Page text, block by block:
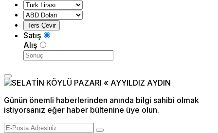
Satış
Alış
Günün önemli haberlerinden anında bilgi sahibi olmak
istiyorsanız eğer haber bültenine üye olun.